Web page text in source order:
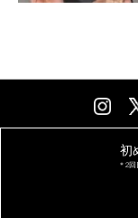
初
＊2